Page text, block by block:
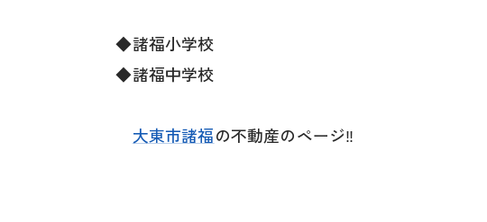
◆諸福小学校
◆諸福中学校
大東市諸福の不動産のページ‼